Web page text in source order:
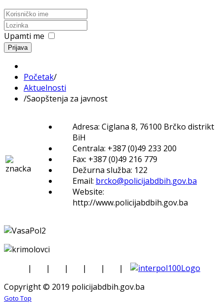
Upamti me
Prijava
Početak/
Aktuelnosti
/Saopštenja za javnost
Adresa: Ciglana 8, 76100 Brčko distrikt
BiH
Centrala: +387 (0)49 233 200
Fax: +387 (0)49 216 779
Dežurna služba: 122
Email: brcko@policijabdbih.gov.ba
Website:
http://www.policijabdbih.gov.ba
| | | | |
|
Copyright © 2019 policijabdbih.gov.ba
Goto Top